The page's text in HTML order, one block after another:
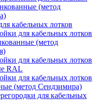
(метод
кабельных лотков
для кабельных лотков
(метод
для кабельных лотков
RAL
для кабельных лотков
(метод Сендзимира)
для кабельных